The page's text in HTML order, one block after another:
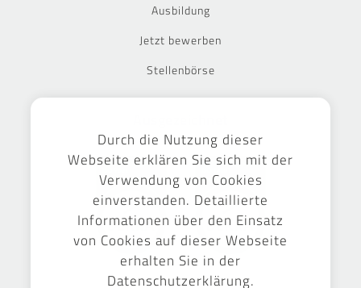
Ausbildung
Jetzt bewerben
Stellenbörse
Durch die Nutzung dieser
Webseite erklären Sie sich mit der
Verwendung von Cookies
einverstanden. Detaillierte
Informationen über den Einsatz
von Cookies auf dieser Webseite
erhalten Sie in der
Datenschutzerklärung.